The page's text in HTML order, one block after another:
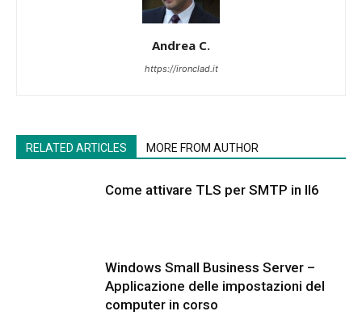
Andrea C.
https://ironclad.it
RELATED ARTICLES MORE FROM AUTHOR
Come attivare TLS per SMTP in II6
Windows Small Business Server –
Applicazione delle impostazioni del
computer in corso